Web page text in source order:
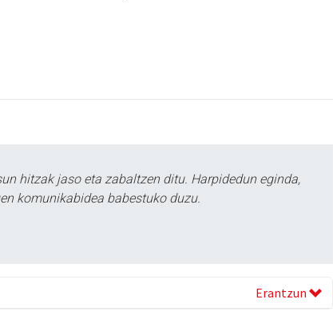
hitzak jaso eta zabaltzen ditu. Harpidedun eginda,
komunikabidea babestuko duzu.
Erantzun